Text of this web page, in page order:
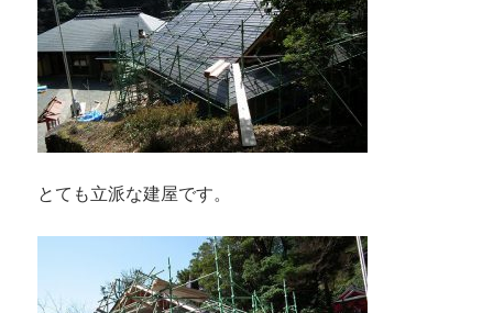
とても立派な建屋です。